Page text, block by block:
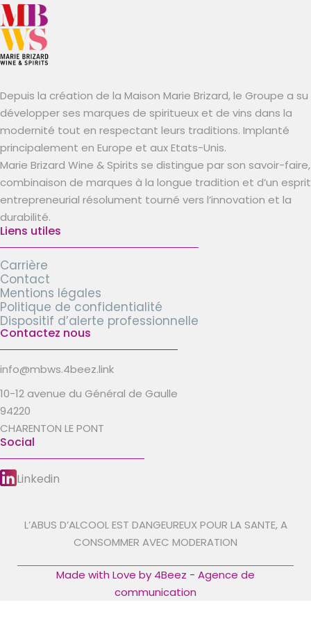
Depuis la création de la Maison Marie Brizard, le Groupe a su
développer ses marques de spiritueux et de vins dans la
modernité tout en respectant leurs traditions. Implanté
principalement en Europe et aux Etats-Unis.
Marie Brizard Wine & Spirits se distingue par son savoir-faire,
combinaison de marques à la longue tradition et d’un esprit
entrepreneurial résolument tourné vers l’innovation et la
durabilité.
Liens utiles
Carrière
Contact
Mentions légales
Politique de confidentialité
Dispositif d’alerte professionnelle
Contactez nous
info@mbws.4beez.link
10-12 avenue du Général de Gaulle
94220
CHARENTON LE PONT
Social
Linkedin
L’ABUS D’ALCOOL EST DANGEUREUX POUR LA SANTE, A
CONSOMMER AVEC MODERATION
Made with Love by 4Beez - Agence de
communication